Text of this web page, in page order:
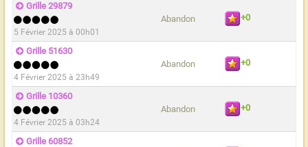
Grille 29879
5 Février 2025 à 00h01
Abandon +0
Grille 51630
4 Février 2025 à 23h49
Abandon +0
Grille 10360
4 Février 2025 à 03h24
Abandon +0
Grille 60852